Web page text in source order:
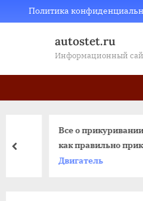
to
Политика
autostet.ru
Информационный
Все о прикуривании
как правильно прикурить
Двигатель
пред